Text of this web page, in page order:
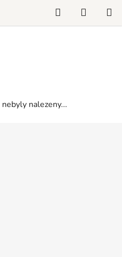
Hledat
KOŠÍK
nebyly nalezeny...